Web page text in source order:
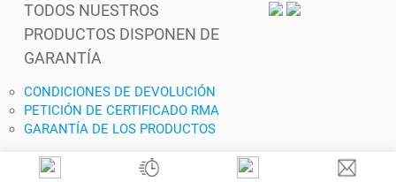
TODOS NUESTROS
PRODUCTOS DISPONEN DE
GARANTÍA
CONDICIONES DE DEVOLUCIÓN
PETICIÓN DE CERTIFICADO RMA
GARANTÍA DE LOS PRODUCTOS